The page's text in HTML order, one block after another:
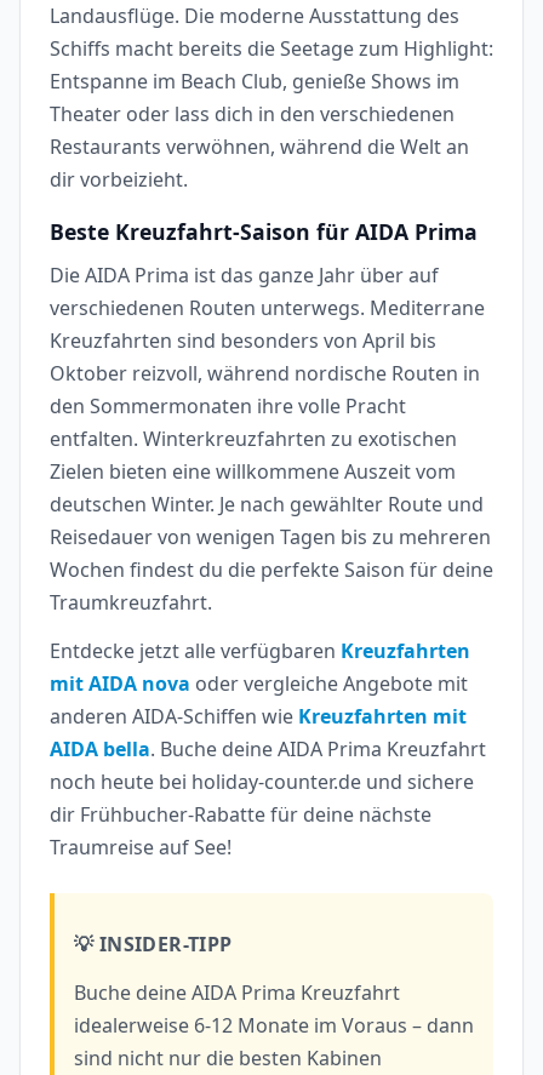
Landausflüge. Die moderne Ausstattung des
Schiffs macht bereits die Seetage zum Highlight:
Entspanne im Beach Club, genieße Shows im
Theater oder lass dich in den verschiedenen
Restaurants verwöhnen, während die Welt an
dir vorbeizieht.
Beste Kreuzfahrt-Saison für AIDA Prima
Die AIDA Prima ist das ganze Jahr über auf
verschiedenen Routen unterwegs. Mediterrane
Kreuzfahrten sind besonders von April bis
Oktober reizvoll, während nordische Routen in
den Sommermonaten ihre volle Pracht
entfalten. Winterkreuzfahrten zu exotischen
Zielen bieten eine willkommene Auszeit vom
deutschen Winter. Je nach gewählter Route und
Reisedauer von wenigen Tagen bis zu mehreren
Wochen findest du die perfekte Saison für deine
Traumkreuzfahrt.
Entdecke jetzt alle verfügbaren Kreuzfahrten
mit AIDA nova oder vergleiche Angebote mit
anderen AIDA-Schiffen wie Kreuzfahrten mit
AIDA bella. Buche deine AIDA Prima Kreuzfahrt
noch heute bei holiday-counter.de und sichere
dir Frühbucher-Rabatte für deine nächste
Traumreise auf See!
💡 INSIDER-TIPP
Buche deine AIDA Prima Kreuzfahrt
idealerweise 6-12 Monate im Voraus – dann
sind nicht nur die besten Kabinen